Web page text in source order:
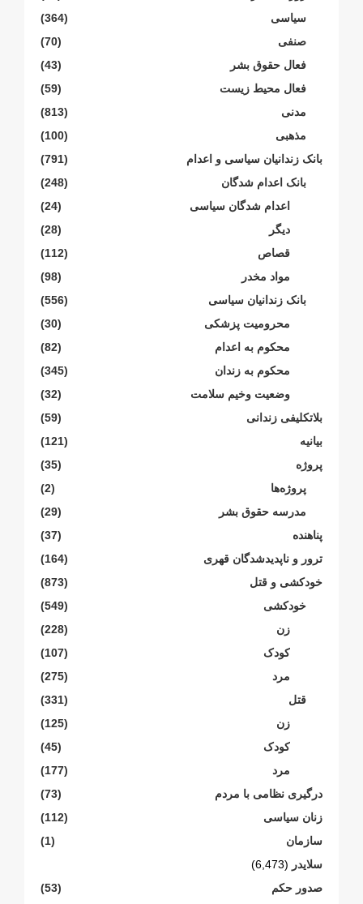
سیاسی
(364)
صنفی
(70)
فعال حقوق بشر
(43)
فعال محیط زیست
(59)
مدنی
(813)
مذهبی
(100)
بانک زندانیان سیاسی و اعدام
(791)
بانک اعدام شدگان
(248)
اعدام شدگان سیاسی
(24)
دیگر
(28)
قصاص
(112)
مواد مخدر
(98)
بانک زندانیان سیاسی
(556)
محرومیت پزشکی
(30)
محکوم بە اعدام
(82)
محکوم بە زندان
(345)
وضعیت وخیم سلامت
(32)
بلاتکلیفی زندانی
(59)
بیانیە
(121)
پروژە
(35)
پروژەها
(2)
مدرسە حقوق بشر
(29)
پناهنده
(37)
ترور و ناپدیدشدگان قهری
(164)
خودکشی و قتل
(873)
خودکشی
(549)
زن
(228)
کودک
(107)
مرد
(275)
قتل
(331)
زن
(125)
کودک
(45)
مرد
(177)
درگیری نظامی با مردم
(73)
زنان سیاسی
(112)
سازمان
(1)
سلایدر (6,473)
صدور حکم
(53)